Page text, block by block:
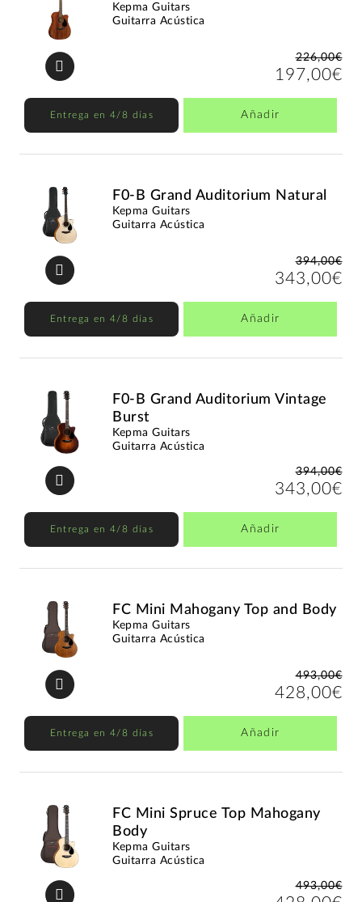
Kepma Guitars
Guitarra Acústica
226,00€
197,00€
Entrega en 4/8 días Añadir
F0-B Grand Auditorium Natural
Kepma Guitars
Guitarra Acústica
394,00€
343,00€
Entrega en 4/8 días Añadir
F0-B Grand Auditorium Vintage
Burst
Kepma Guitars
Guitarra Acústica
394,00€
343,00€
Entrega en 4/8 días Añadir
FC Mini Mahogany Top and Body
Kepma Guitars
Guitarra Acústica
493,00€
428,00€
Entrega en 4/8 días Añadir
FC Mini Spruce Top Mahogany
Body
Kepma Guitars
Guitarra Acústica
493,00€